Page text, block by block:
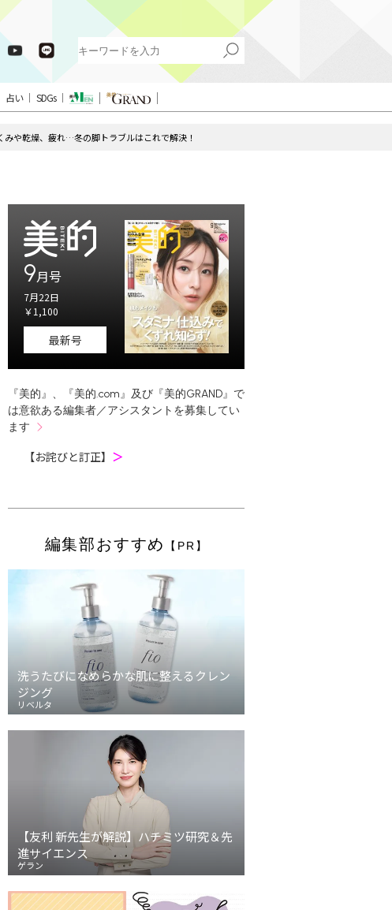
占い SDGs
みや乾燥、疲れ…冬の脚トラブルはこれで解決！
9月号
7月22日
￥1,100
最新号
『美的』、『美的.com』及び『美的GRAND』で
は意欲ある編集者／アシスタントを募集してい
ます
【お詫びと訂正】 ＞
編集部おすすめ 【PR】
洗うたびになめらかな肌に整えるクレン
ジング
リベルタ
【友利 新先生が解説】ハチミツ研究＆先
進サイエンス
ゲラン